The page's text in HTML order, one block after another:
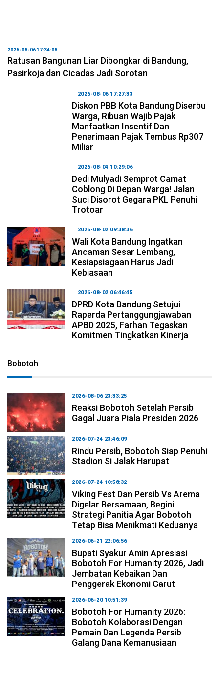
2026-08-06 17:34:08
Ratusan Bangunan Liar Dibongkar di Bandung,
Pasirkoja dan Cicadas Jadi Sorotan
2026-08-06 17:27:33
Diskon PBB Kota Bandung Diserbu
Warga, Ribuan Wajib Pajak
Manfaatkan Insentif Dan
Penerimaan Pajak Tembus Rp307
Miliar
2026-08-04 10:29:06
Dedi Mulyadi Semprot Camat
Coblong Di Depan Warga! Jalan
Suci Disorot Gegara PKL Penuhi
Trotoar
2026-08-02 09:38:36
Wali Kota Bandung Ingatkan
Ancaman Sesar Lembang,
Kesiapsiagaan Harus Jadi
Kebiasaan
2026-08-02 06:46:45
DPRD Kota Bandung Setujui
Raperda Pertanggungjawaban
APBD 2025, Farhan Tegaskan
Komitmen Tingkatkan Kinerja
Bobotoh
2026-08-06 23:33:25
Reaksi Bobotoh Setelah Persib
Gagal Juara Piala Presiden 2026
2026-07-24 23:46:09
Rindu Persib, Bobotoh Siap Penuhi
Stadion Si Jalak Harupat
2026-07-24 10:58:32
Viking Fest Dan Persib Vs Arema
Digelar Bersamaan, Begini
Strategi Panitia Agar Bobotoh
Tetap Bisa Menikmati Keduanya
2026-06-21 22:06:56
Bupati Syakur Amin Apresiasi
Bobotoh For Humanity 2026, Jadi
Jembatan Kebaikan Dan
Penggerak Ekonomi Garut
2026-06-20 10:51:39
Bobotoh For Humanity 2026:
Bobotoh Kolaborasi Dengan
Pemain Dan Legenda Persib
Galang Dana Kemanusiaan